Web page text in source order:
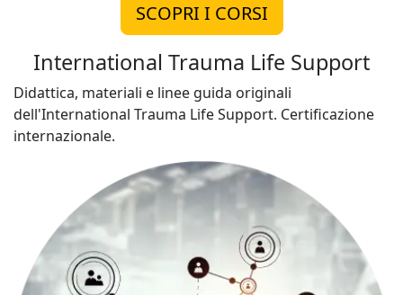
SCOPRI I CORSI
International Trauma Life Support
Didattica, materiali e linee guida originali
dell'International Trauma Life Support. Certificazione
internazionale.